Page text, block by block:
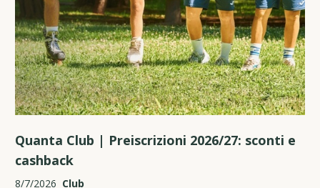
Quanta Club | Preiscrizioni 2026/27: sconti e
cashback
8/7/2026 Club